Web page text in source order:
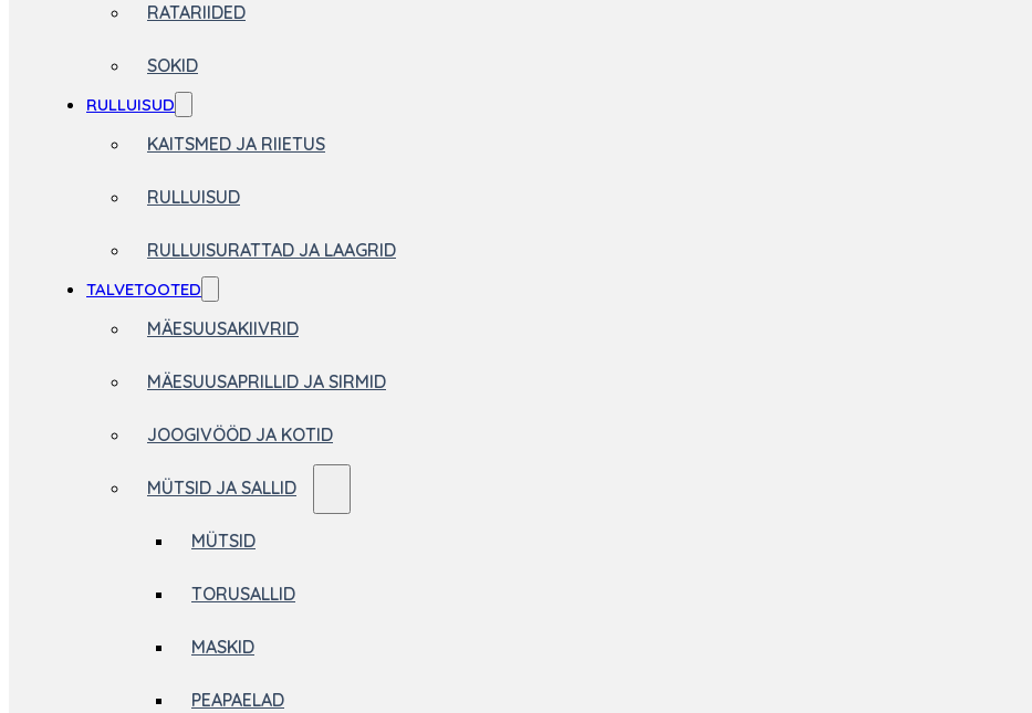
RATARIIDED
SOKID
RULLUISUD
KAITSMED JA RIIETUS
RULLUISUD
RULLUISURATTAD JA LAAGRID
TALVETOOTED
MÄESUUSAKIIVRID
MÄESUUSAPRILLID JA SIRMID
JOOGIVÖÖD JA KOTID
MÜTSID JA SALLID
MÜTSID
TORUSALLID
MASKID
PEAPAELAD